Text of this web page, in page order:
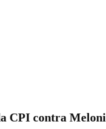
CPI contra